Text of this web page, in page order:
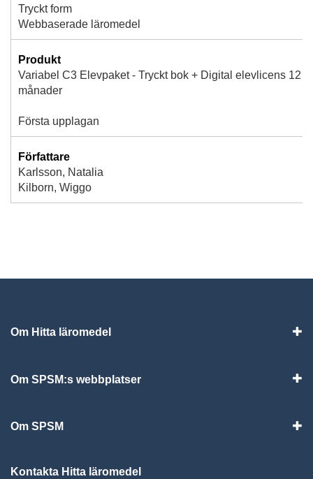
Tryckt form
Webbaserade läromedel
Produkt
Variabel C3 Elevpaket - Tryckt bok + Digital elevlicens 12
månader
Första upplagan
Författare
Karlsson, Natalia
Kilborn, Wiggo
Om Hitta läromedel
Om SPSM:s webbplatser
Om SPSM
Kontakta Hitta läromedel